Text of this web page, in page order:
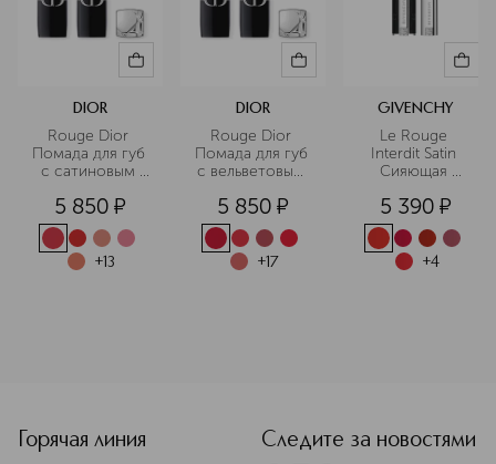
15985 (YELLOW 6 LAKE), CI 77499 (IRON OXIDES), CI
45410 (RED 28 LAKE) Список ингредиентов регулярно
обновляется. Просим Вас всегда читать список
подходят для Вашего персонального пользования.
DIOR
Rouge Dior
Помада для губ
с сатиновым
5 850 ¤
+13
DIOR
Rouge Dior
Помада для губ
с вельветовым
5 850 ¤
+17
GIVENCHY
Le Rouge
Interdit Satin
Сияющая
5 390 ¤
+4
Горячая линия
Следите за новостями